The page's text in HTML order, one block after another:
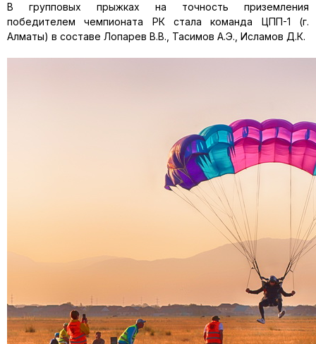
В групповых прыжках на точность приземления
победителем чемпионата РК стала команда ЦПП-1 (г.
Алматы) в составе Лопарев В.В., Тасимов А.Э., Исламов Д.К.